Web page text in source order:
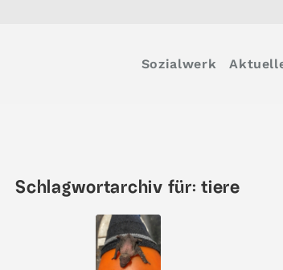
Sozialwerk
Schlagwortarchiv für:tiere